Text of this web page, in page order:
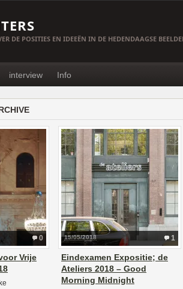
DE POSITIES EN IDEEËN IN DE HEDENDAAGSE
interview Info
0
Vrije
1
15/05/2018
Eindexamen Expositie; de
Ateliers 2018 – Good
Morning Midnight